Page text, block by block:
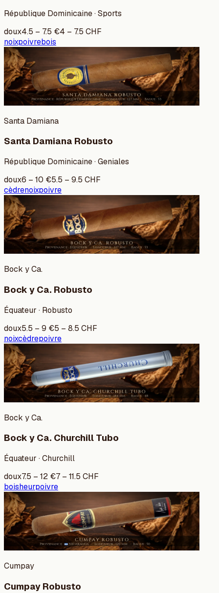
République Dominicaine · Sports
doux4.5 – 7.5 €4 – 7.5 CHF
noixpoivrebois
Santa Damiana
Santa Damiana Robusto
République Dominicaine · Geniales
doux6 – 10 €5.5 – 9.5 CHF
cèdrenoixpoivre
Bock y Ca.
Bock y Ca. Robusto
Équateur · Robusto
doux5.5 – 9 €5 – 8.5 CHF
noixcèdrepoivre
Bock y Ca.
Bock y Ca. Churchill Tubo
Équateur · Churchill
doux7.5 – 12 €7 – 11.5 CHF
boisheurpoivre
Cumpay
Cumpay Robusto